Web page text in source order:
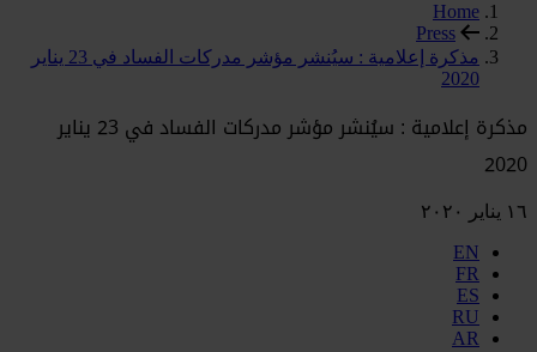
Home
Press
مذكرة إعلامية : سيُنشر مؤشر مدركات الفساد في 23 يناير
2020
مذكرة إعلامية : سيُنشر مؤشر مدركات الفساد في 23 يناير
2020
١٦ يناير ٢٠٢٠
EN
FR
ES
RU
AR